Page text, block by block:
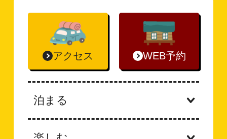
泊まる
アクセス WEB予約